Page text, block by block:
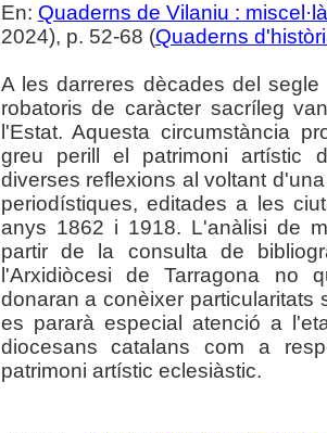
En: Quaderns de Vilaniu :
2024), p. 52-68 (Quaderns
A les darreres dècades del
robatoris de caràcter sacríleg
l'Estat. Aquesta circumstància
greu perill el patrimoni artístic
diverses reflexions al voltant
periodístiques, editades a les
anys 1862 i 1918. L'anàlisi de
partir de la consulta de
l'Arxidiòcesi de Tarragona no
donaran a conèixer
es pararà especial atenció a
diocesans catalans com a
patrimoni artístic eclesiàstic.